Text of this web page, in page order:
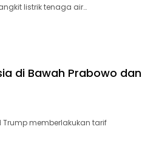
listrik tenaga air…
di Bawah Prabowo dan
memberlakukan tarif